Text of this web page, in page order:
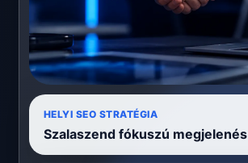
HELYI SEO STRATÉGIA
Szalaszend fókuszú megjelenés